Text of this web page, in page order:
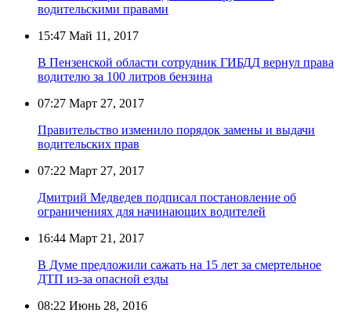
водительскими правами
15:47 Май 11, 2017
В Пензенской области сотрудник ГИБДД вернул права
водителю за 100 литров бензина
07:27 Март 27, 2017
Правительство изменило порядок замены и выдачи
водительских прав
07:22 Март 27, 2017
Дмитрий Медведев подписал постановление об
ограничениях для начинающих водителей
16:44 Март 21, 2017
В Думе предложили сажать на 15 лет за смертельное
ДТП из-за опасной езды
08:22 Июнь 28, 2016